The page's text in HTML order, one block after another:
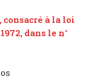
consacré à la loi
dans le n°